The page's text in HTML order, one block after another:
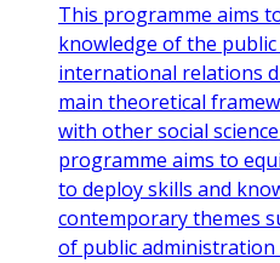
This programme aims
knowledge of the
international relations
main theoretical
with other social
programme aims to
to deploy skills and
contemporary themes
of public